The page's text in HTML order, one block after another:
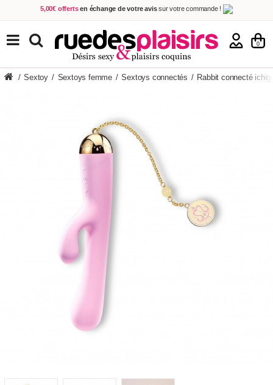
5,00€ offerts en échange de votre avissur votre commande !
Achetez aujourd'hui. Décidez quand payer !
Livraison en 48h
au prix de 2,90 € ! (Offerte dès 69,00€ d'achat)
0
TOUS NOS PRODUITS
/ Sextoy / Sextoys femme / Sextoys connectés / Rabbit connecté